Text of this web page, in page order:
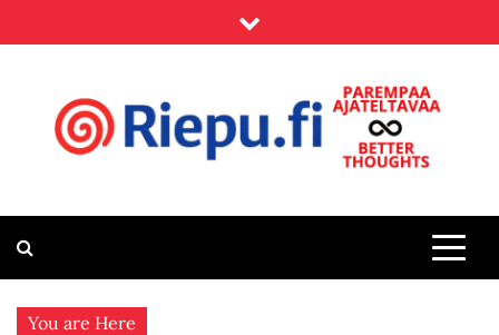
to
Riepu.fi
You are Here